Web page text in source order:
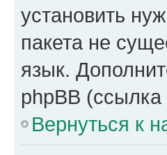
установить
пакета не
язык.
phpBB
Вернуться к